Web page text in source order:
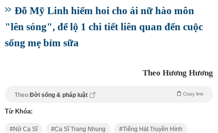
Đỗ Mỹ Linh hiếm hoi cho ái nữ hào môn
"lên sóng", để lộ 1 chi tiết liên quan đến cuộc
sống mẹ bỉm sữa
Theo Hương Hương
Theo Đời sống & pháp luật Copy link
Từ Khóa:
Nữ Ca Sĩ Ca Sĩ Trang Nhung Tiếng Hát Truyền Hình